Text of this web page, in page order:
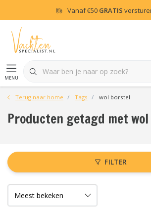
Vanaf€50 GRATIS
menu
Terug naar home Tags wol borstel
Producten getagd met
FILTER